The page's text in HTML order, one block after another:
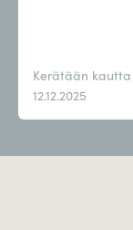
Kerätään kautta
12.12.2025